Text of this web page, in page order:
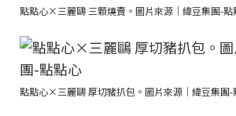
點點心×三麗鷗 三顆燒賣。圖片來源｜緯豆集團-點
點點心×三麗鷗 厚切豬扒包。圖片來源｜緯豆集團-